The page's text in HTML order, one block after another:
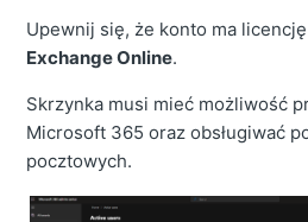
Upewnij się, że konto ma
Exchange Online.
Skrzynka musi mieć możliwość
Microsoft 365 oraz obsługiwać
pocztowych.